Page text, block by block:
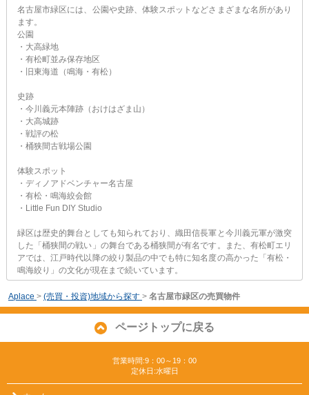
名古屋市緑区には、公園や史跡、体験スポットなどさまざまな名所があり
ます。
公園
・大高緑地
・有松町並み保存地区
・旧東海道（鳴海・有松）
史跡
・今川義元本陣跡（おけはざま山）
・大高城跡
・戦評の松
・桶狭間古戦場公園
体験スポット
・ディノアドベンチャー名古屋
・有松・鳴海絞会館
・Little Fun DIY Studio
緑区は歴史的舞台としても知られており、織田信長軍と今川義元軍が激突
した「桶狭間の戦い」の舞台である桶狭間が有名です。また、有松町エリ
アでは、江戸時代以降の絞り製品の中でも特に知名度の高かった「有松・
鳴海絞り」の文化が現在まで続いています。
Aplace > (売買・投資)地域から探す > 名古屋市緑区の売買物件
ページトップに戻る
営業時間:9：00～19：00
定休日:水曜日